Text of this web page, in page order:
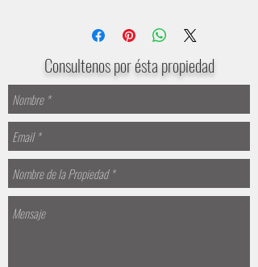
Consultenos por ésta propiedad